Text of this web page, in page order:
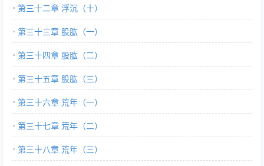
第三十二章 浮沉（十）
第三十三章 股肱（一）
第三十四章 股肱（二）
第三十五章 股肱（三）
第三十六章 荒年（一）
第三十七章 荒年（二）
第三十八章 荒年（三）